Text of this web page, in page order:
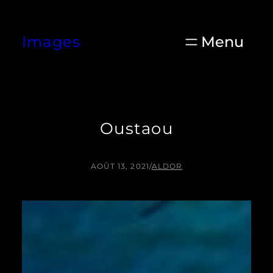
contenu
Images
Oustaou
AOÛT 13, 2021/ALDOR